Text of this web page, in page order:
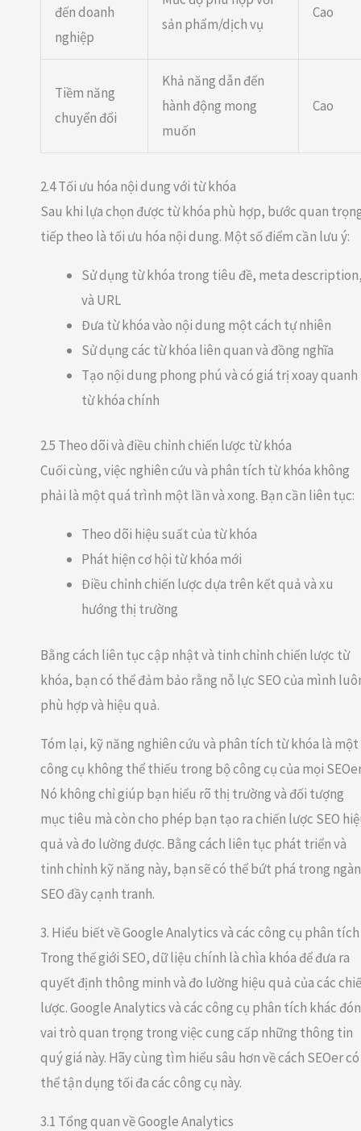
đến doanh
nghiệp
sản phẩm/dịch vụ
Cao
Tiềm năng
chuyển đổi
Khả năng dẫn đến
hành động mong
muốn
Cao
2.4 Tối ưu hóa nội dung với từ khóa
Sau khi lựa chọn được từ khóa phù hợp, bước quan
tiếp theo là tối ưu hóa nội dung. Một số điểm cần lưu ý:
Sử dụng từ khóa trong tiêu đề, meta
và URL
Đưa từ khóa vào nội dung một cách tự nhiên
Sử dụng các từ khóa liên quan và đồng nghĩa
Tạo nội dung phong phú và có giá trị xoay quanh
từ khóa chính
2.5 Theo dõi và điều chỉnh chiến lược từ khóa
Cuối cùng, việc nghiên cứu và phân tích từ khóa không
phải là một quá trình một lần và xong. Bạn cần liên tục:
Theo dõi hiệu suất của từ khóa
Phát hiện cơ hội từ khóa mới
Điều chỉnh chiến lược dựa trên kết quả và xu
hướng thị trường
Bằng cách liên tục cập nhật và tinh chỉnh chiến lược từ
khóa, bạn có thể đảm bảo rằng nỗ lực SEO của mình
phù hợp và hiệu quả.
Tóm lại, kỹ năng nghiên cứu và phân tích từ khóa là một
công cụ không thể thiếu trong bộ công cụ của mọi
Nó không chỉ giúp bạn hiểu rõ thị trường và đối tượng
mục tiêu mà còn cho phép bạn tạo ra chiến lược SEO
quả và đo lường được. Bằng cách liên tục phát triển và
tinh chỉnh kỹ năng này, bạn sẽ có thể bứt phá trong
SEO đầy cạnh tranh.
3. Hiểu biết về Google Analytics và các công cụ phân tích
Trong thế giới SEO, dữ liệu chính là chìa khóa để đưa ra
quyết định thông minh và đo lường hiệu quả của các
lược. Google Analytics và các công cụ phân tích khác
vai trò quan trọng trong việc cung cấp những thông tin
quý giá này. Hãy cùng tìm hiểu sâu hơn về cách SEOer có
thể tận dụng tối đa các công cụ này.
3.1 Tổng quan về Google Analytics